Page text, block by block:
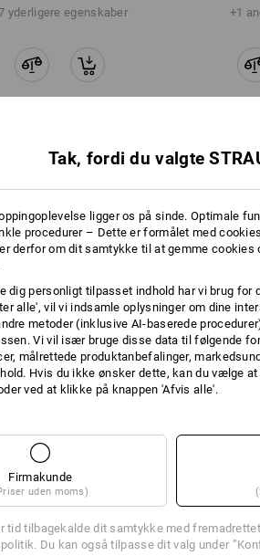
yderligere egenskaber +1
Sammenlign alle detaljer
Tak, fordi du valgte
ligger os på sinde. Optimale
procedurer – Dette er formålet med
derfor om dit samtykke til at gemme cookies
dig personligt tilpasset indhold har vi brug for
alle', vil vi indsamle oplysninger om dine
metoder (inklusive AI-baserede
Vi vil især bruge disse data til følgende
målrettede produktanbefalinger,
Hvis du ikke ønsker dette, kan du vælge
ved at klikke på knappen 'Afvis alle'.
Firmakunde
uden moms)
tid tilbagekalde dit samtykke med
Du kan også tilpasse dit valg under